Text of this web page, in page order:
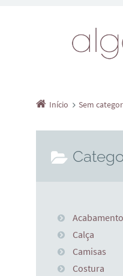
Início Sem
Calça
Camisas
Costura